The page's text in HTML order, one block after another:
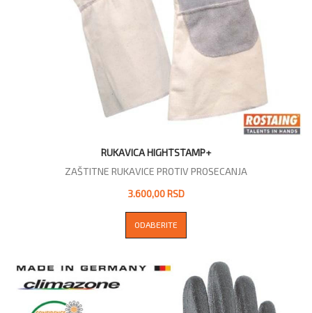
RUKAVICA HIGHTSTAMP+
ZAŠTITNE RUKAVICE PROTIV PROSECANJA
3.600,00 RSD
ODABERITE